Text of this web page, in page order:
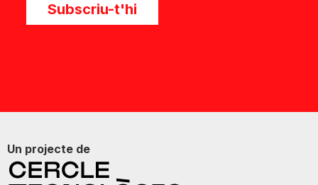
Subscriu-t'hi
Un projecte de